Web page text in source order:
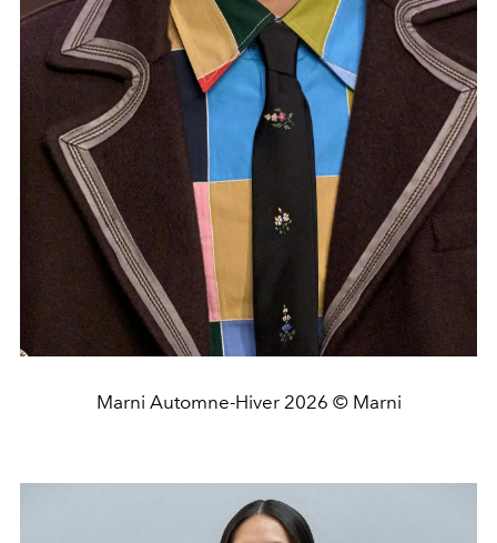
Marni Automne-Hiver 2026 © Marni